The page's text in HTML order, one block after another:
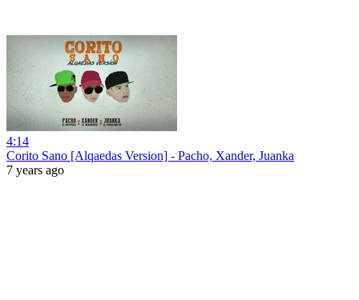
4:14
Corito Sano [Alqaedas Version] - Pacho, Xander, Juanka
7 years ago